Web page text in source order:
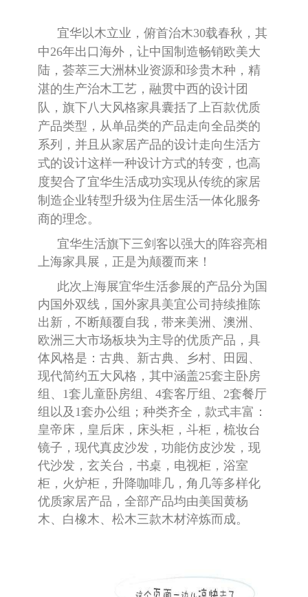
宜华以木立业，俯首治木30载春秋，其
中26年出口海外，让中国制造畅销欧美大
陆，荟萃三大洲林业资源和珍贵木种，精
湛的生产治木工艺，融贯中西的设计团
队，旗下八大风格家具囊括了上百款优质
产品类型，从单品类的产品走向全品类的
系列，并且从家居产品的设计走向生活方
式的设计这样一种设计方式的转变，也高
度契合了宜华生活成功实现从传统的家居
制造企业转型升级为住居生活一体化服务
商的理念。
宜华生活旗下三剑客以强大的阵容亮相
上海家具展，正是为颠覆而来！
此次上海展宜华生活参展的产品分为国
内国外双线，国外家具美宜公司持续推陈
出新，不断颠覆自我，带来美洲、澳洲、
欧洲三大市场板块为主导的优质产品，具
体风格是：古典、新古典、乡村、田园、
现代简约五大风格，其中涵盖25套主卧房
组、 1套儿童卧房组、 4套客厅组、 2套餐厅
组以及 1套办公组；种类齐全，款式丰富：
皇帝床，皇后床，床头柜，斗柜，梳妆台
镜子，现代真皮沙发，功能仿皮沙发，现
代沙发，玄关台，书桌，电视柜，浴室
柜，火炉柜，升降咖啡几，角几等多样化
优质家居产品，全部产品均由美国黄杨
木、白橡木、松木三款木材淬炼而成。